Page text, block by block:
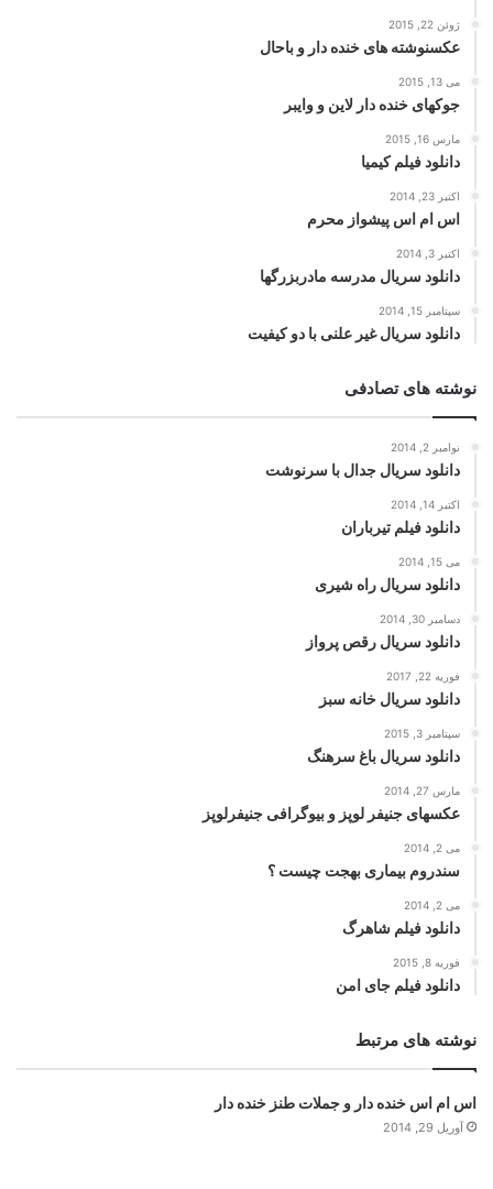
ژوئن 22, 2015
عکسنوشته های خنده دار و باحال
می 13, 2015
جوکهای خنده دار لاین و وایبر
مارس 16, 2015
دانلود فیلم کیمیا
اکتبر 23, 2014
اس ام اس پیشواز محرم
اکتبر 3, 2014
دانلود سریال مدرسه مادربزرگها
سپتامبر 15, 2014
دانلود سریال غیر علنی با دو کیفیت
نوشته های تصادفی
نوامبر 2, 2014
دانلود سریال جدال با سرنوشت
اکتبر 14, 2014
دانلود فیلم تیرباران
می 15, 2014
دانلود سریال راه شیری
دسامبر 30, 2014
دانلود سریال رقص پرواز
فوریه 22, 2017
دانلود سریال خانه سبز
سپتامبر 3, 2015
دانلود سریال باغ سرهنگ
مارس 27, 2014
عکسهای جنیفر لوپز و بیوگرافی جنیفرلوپز
می 2, 2014
سندروم بیماری بهجت چیست ؟
می 2, 2014
دانلود فیلم شاهرگ
فوریه 8, 2015
دانلود فیلم جای امن
نوشته های مرتبط
اس ام اس خنده دار و جملات طنز خنده دار
آوریل 29, 2014